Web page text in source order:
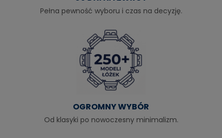
Pełna pewność wyboru i czas na decyzję.
OGROMNY WYBÓR
Od klasyki po nowoczesny minimalizm.